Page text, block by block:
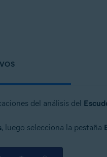
del análisis del
, luego selecciona la pestaña